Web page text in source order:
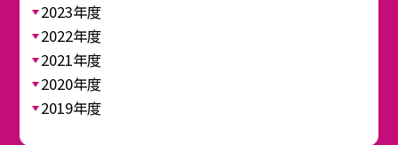
2023年度
2022年度
2021年度
2020年度
2019年度